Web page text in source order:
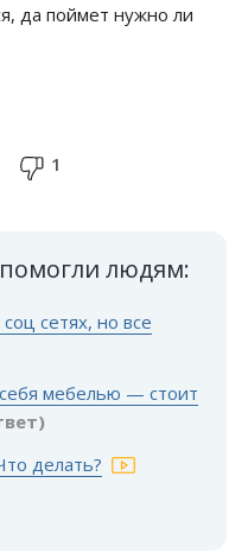
да поймет нужно ли
1
людям:
сетях, но все
мебелью — стоит
делать?